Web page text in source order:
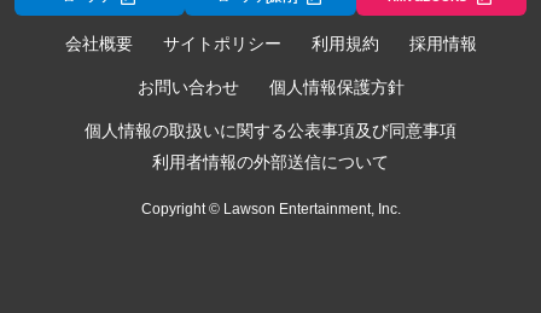
会社概要 サイトポリシー 利用規約 採用情報
お問い合わせ 個人情報保護方針
個人情報の取扱いに関する公表事項及び同意事項
利用者情報の外部送信について
Copyright © Lawson Entertainment, Inc.